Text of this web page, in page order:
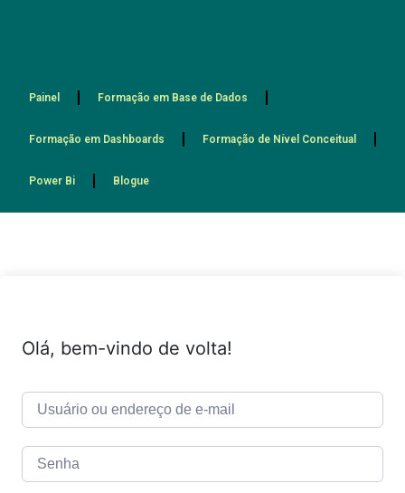
Painel Formação em Base de Dados
Formação em Dashboards Formação de Nível Conceitual
Power Bi Blogue
Olá, bem-vindo de volta!